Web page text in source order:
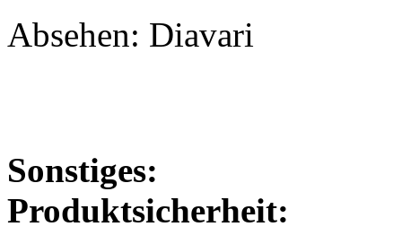
Absehen: Diavari
Sonstiges:
Produktsicherheit: